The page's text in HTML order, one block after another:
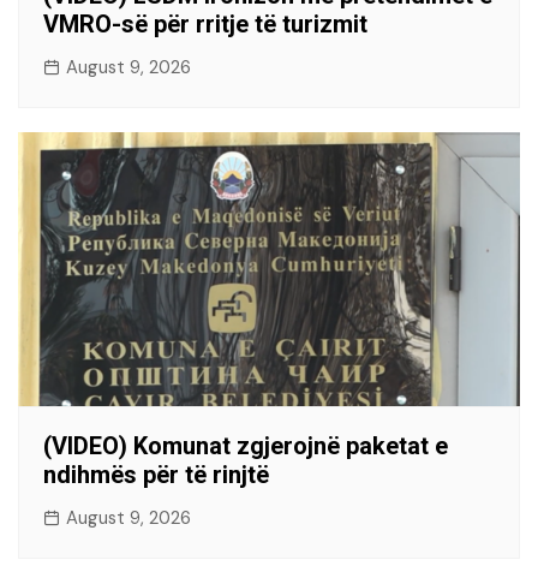
VMRO-së për rritje të turizmit
August 9, 2026
(VIDEO) Komunat zgjerojnë paketat e
ndihmës për të rinjtë
August 9, 2026